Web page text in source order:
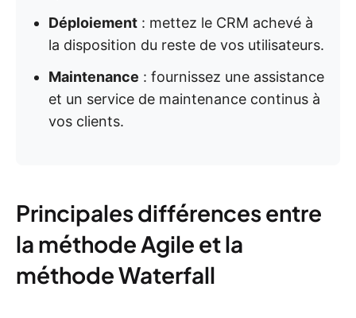
Déploiement : mettez le CRM achevé à
la disposition du reste de vos utilisateurs.
Maintenance : fournissez une assistance
et un service de maintenance continus à
vos clients.
Principales différences entre
la méthode Agile et la
méthode Waterfall